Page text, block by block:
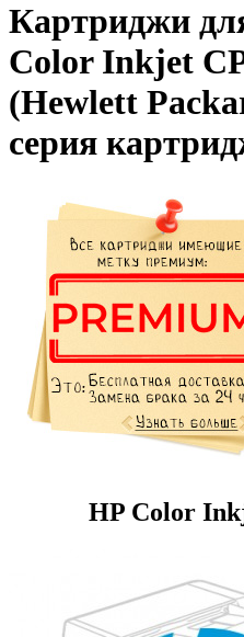
Картриджи
Color Inkjet
(Hewlett
серия
HP Color